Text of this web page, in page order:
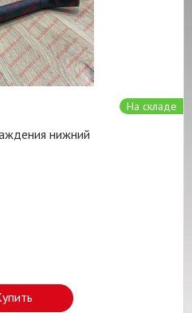
На складе
нижний